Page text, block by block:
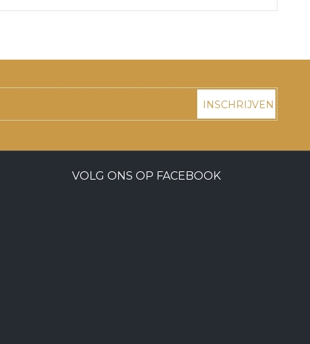
INSCHRIJVEN
VOLG ONS OP FACEBOOK